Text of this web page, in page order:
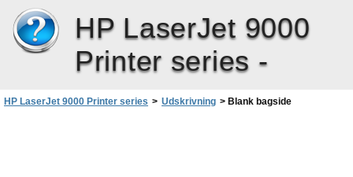
HP LaserJet 9000
Printer series -
HP LaserJet 9000 Printer series > Udskrivning > Blank bagside